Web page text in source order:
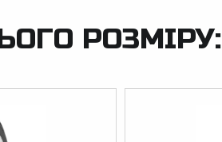
РОЗМІРУ: